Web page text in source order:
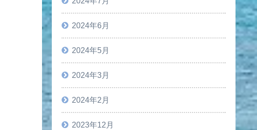
2024年6月
2024年5月
2024年3月
2024年2月
2023年12月